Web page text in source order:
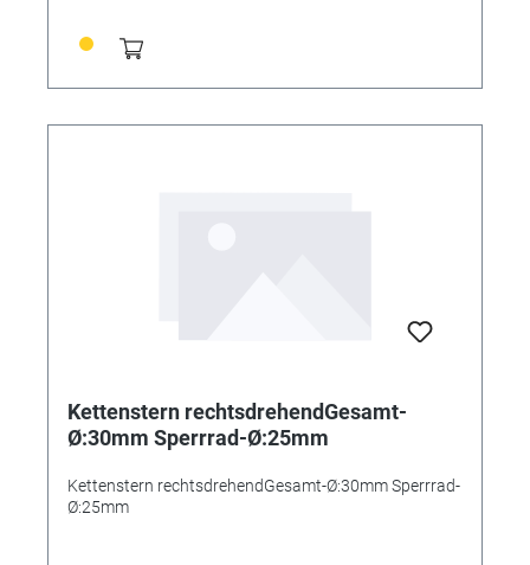
Kettenstern rechtsdrehendGesamt-
Ø:30mm Sperrrad-Ø:25mm
Kettenstern rechtsdrehendGesamt-Ø:30mm Sperrrad-
Ø:25mm